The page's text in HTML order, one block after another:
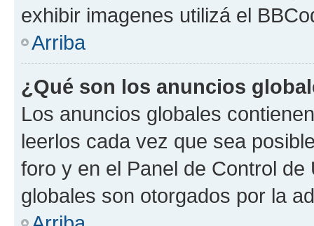
exhibir imagenes utilizá el
Arriba
¿Qué son los anuncios
Los anuncios globales
leerlos cada vez que sea
foro y en el Panel de Control
globales son otorgados por la